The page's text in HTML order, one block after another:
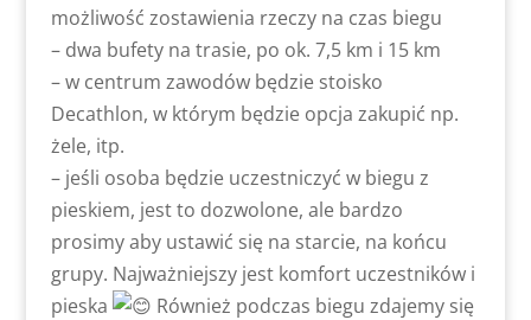
możliwość zostawienia rzeczy na czas biegu
– dwa bufety na trasie, po ok. 7,5 km i 15 km
– w centrum zawodów będzie stoisko
Decathlon, w którym będzie opcja zakupić np.
żele, itp.
– jeśli osoba będzie uczestniczyć w biegu z
pieskiem, jest to dozwolone, ale bardzo
prosimy aby ustawić się na starcie, na końcu
grupy. Najważniejszy jest komfort uczestników i
pieska
Również podczas biegu zdajemy się